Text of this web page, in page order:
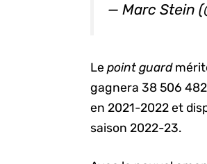
— Marc Stein
Lepoint guard
gagnera 38 506
en 2021-2022 et
saison 2022-23.